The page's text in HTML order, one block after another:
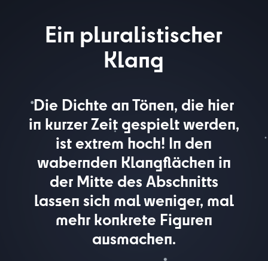
Ein pluralistischer
Klang
Die Dichte an Tönen, die hier
in kurzer Zeit gespielt werden,
ist extrem hoch! In den
wabernden Klangflächen in
der Mitte des Abschnitts
lassen sich mal weniger, mal
mehr konkrete Figuren
ausmachen.